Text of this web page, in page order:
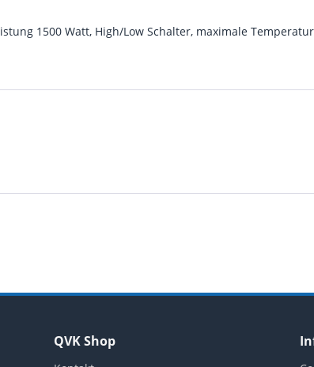
1500 Watt, High/Low Schalter, maximale
QVK Shop